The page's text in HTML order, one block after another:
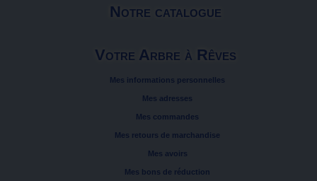
Notre catalogue
Votre Arbre à Rêves
Mes informations personnelles
Mes adresses
Mes commandes
Mes retours de marchandise
Mes avoirs
Mes bons de réduction